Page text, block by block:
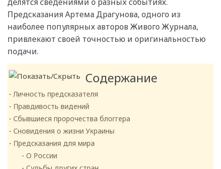
Предсказания Артема Драгунова, одного из
наиболее популярных авторов Живого Журнала,
привлекают своей точностью и оригинальностью
подачи.
Содержание
Личность предсказателя
Правдивость видений
Сбывшиеся пророчества блоггера
Сновидения о жизни Украины
Предсказания для мира
О России